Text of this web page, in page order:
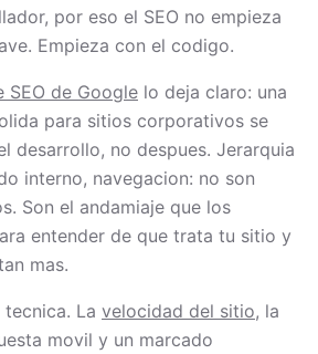
por eso el SEO no empieza
Empieza con el codigo.
SEO de Google lo deja claro: una
para sitios corporativos se
desarrollo, no despues. Jerarquia
interno, navegacion: no son
Son el andamiaje que los
entender de que trata tu sitio y
mas.
La velocidad del sitio, la
movil y un marcado